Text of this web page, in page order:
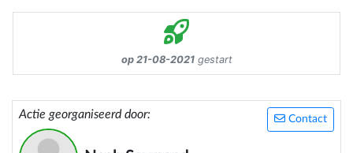
op 21-08-2021gestart
Contact
Actie georganiseerd door: